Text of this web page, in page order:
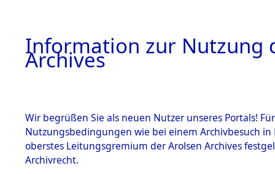
Information zur Nutzung
Archives
Wir begrüßen Sie als neuen Nutzer unseres Portals!
Nutzungsbedingungen wie bei einem Archivbesuch
oberstes Leitungsgremium der Arolsen Archives
Archivrecht.